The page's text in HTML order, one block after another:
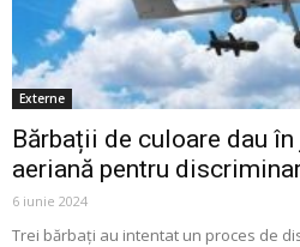
Externe
Bărbații de culoare dau
aeriană pentru
6 iunie 2024
Trei bărbați au intentat un proces de